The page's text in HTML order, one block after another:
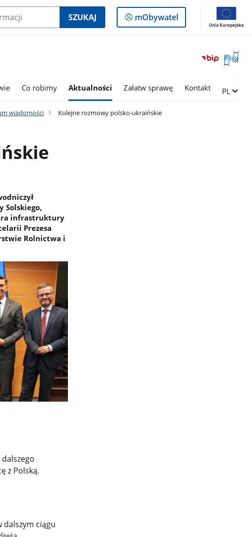
SZUKAJ
Logowanie
do
mObywatel
Otwórz
okno
języka
Co robimy Aktualności Załatw sprawę Kontakt Zmień
PL
wiadomości Kolejne rozmowy polsko-ukraińskie
Solskiego,
infrastruktury
Prezesa
Rolnictwa i
z Polską.
dalszym ciągu